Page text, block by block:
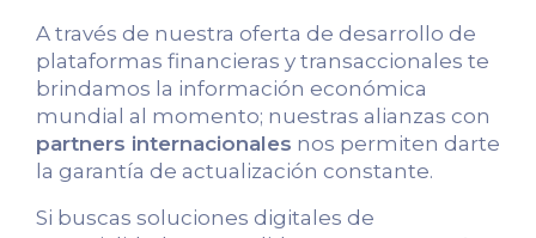
A través de nuestra oferta de desarrollo de
plataformas financieras y transaccionales te
brindamos la información económica
mundial al momento; nuestras alianzas con
partners internacionales nos permiten darte
la garantía de actualización constante.
Si buscas soluciones digitales de